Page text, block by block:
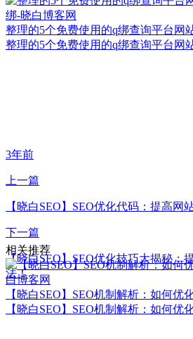
整理的5个免费使用的q绑查询平台网
整理的5个免费使用的q绑查询平台网
3年前
上一篇
【晓白SEO】SEO优化代码：提高网
下一篇
【晓白SEO】SEO优化技巧大揭秘：
法！
相关推荐
【晓白SEO】SEO机制解析：如何优
【晓白SEO】SEO机制解析：如何优